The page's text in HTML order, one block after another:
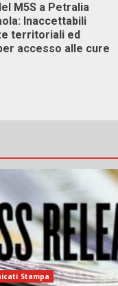
M5S a Petralia
Inaccettabili
territoriali ed
accesso alle cure
Stampa